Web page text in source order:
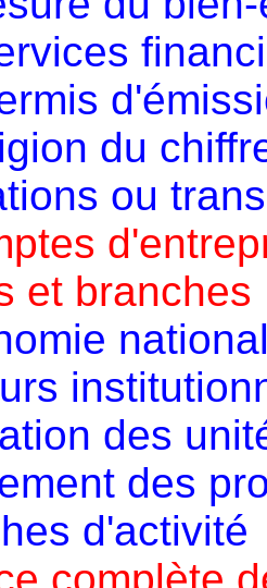
du
ou
et branches
des
des
d'activité
complète